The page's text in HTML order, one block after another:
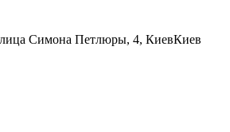
Симона Петлюры, 4, КиевКиев